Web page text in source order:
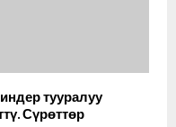
тууралуу
Сүрөттөр